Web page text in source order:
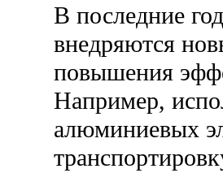
В последние
внедряются
повышения
Например,
алюминиевых